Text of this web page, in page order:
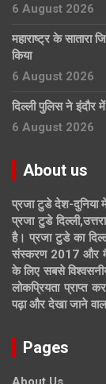
6 August 2026
महाराष्ट्र के
किया
6 August 2026
दिल्ली पुलिस ने इंदौर
6 August 2026
About us
प्रजा टुडे देश-दुनिया
प्रजा टुडे
है। प्रजा टुडे का
संस्करण 2017 और
के लिए सबसे
लोकप्रियता प्राप्त
पढ़ा और देखा जाने
Pages